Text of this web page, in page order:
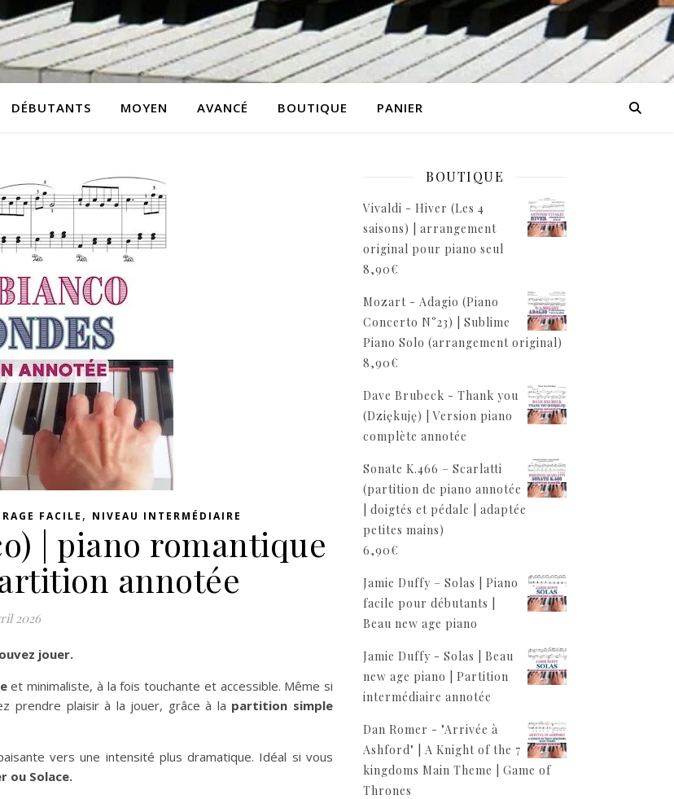
DÉBUTANTS MOYEN AVANCÉ BOUTIQUE PANIER
FACILE , NIVEAU INTERMÉDIAIRE
| piano romantique
annotée
2026
jouer.
et minimaliste, à la fois touchante et accessible. Même si
prendre plaisir à la jouer, grâce à la partition simple
vers une intensité plus dramatique. Idéal si vous
ou Solace.
BOUTIQUE
Vivaldi - Hiver (Les 4
saisons) | arrangement
original pour piano seul
8,90€
Mozart - Adagio (Piano
Concerto N°23) | Sublime
Piano Solo (arrangement original)
8,90€
Dave Brubeck - Thank you
(Dziękuję) | Version piano
complète annotée
Sonate K.466 – Scarlatti
(partition de piano annotée
| doigtés et pédale | adaptée
petites mains)
6,90€
Jamie Duffy – Solas | Piano
facile pour débutants |
Beau new age piano
Jamie Duffy - Solas | Beau
new age piano | Partition
intermédiaire annotée
Dan Romer - "Arrivée à
Ashford" | A Knight of the 7
kingdoms Main Theme | Game of
Thrones